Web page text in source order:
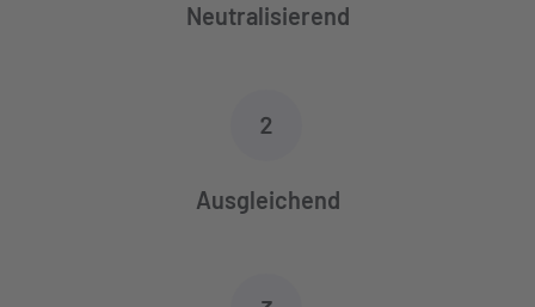
Neutralisierend
Ausgleichend